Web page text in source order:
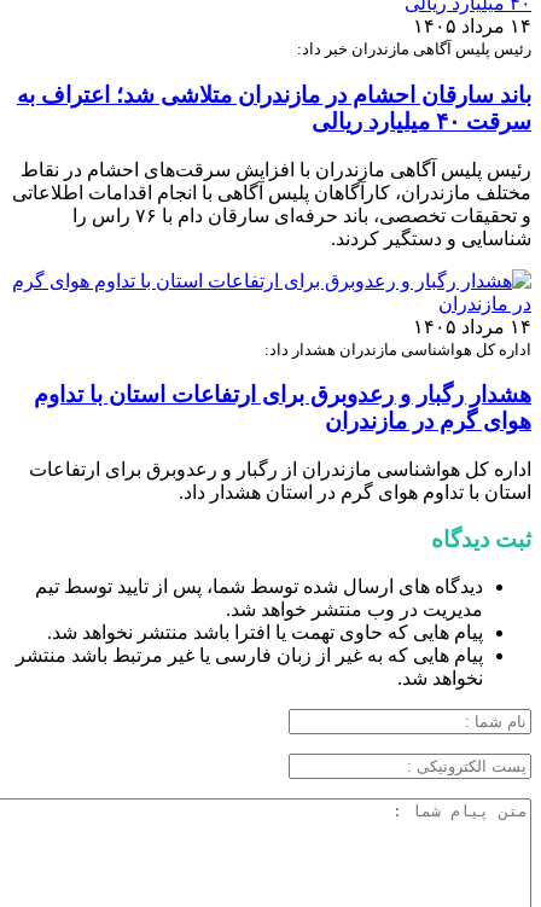
۱۴ مرداد ۱۴۰۵
رئیس پلیس آگاهی مازندران خبر داد:
باند سارقان احشام در مازندران متلاشی شد؛ اعتراف به
سرقت ۴۰ میلیارد ریالی
رئیس پلیس آگاهی مازندران با افزایش سرقت‌های احشام در نقاط
مختلف مازندران، کارآگاهان پلیس آگاهی با انجام اقدامات اطلاعاتی
و تحقیقات تخصصی، باند حرفه‌ای سارقان دام با ۷۶ راس را
شناسایی و دستگیر کردند.
۱۴ مرداد ۱۴۰۵
اداره کل هواشناسی مازندران هشدار داد:
هشدار رگبار و رعدوبرق برای ارتفاعات استان با تداوم
هوای گرم در مازندران
اداره کل هواشناسی مازندران از رگبار و رعدوبرق برای ارتفاعات
استان با تداوم هوای گرم در استان هشدار داد.
ثبت دیدگاه
دیدگاه های ارسال شده توسط شما، پس از تایید توسط تیم
مدیریت در وب منتشر خواهد شد.
پیام هایی که حاوی تهمت یا افترا باشد منتشر نخواهد شد.
پیام هایی که به غیر از زبان فارسی یا غیر مرتبط باشد منتشر
نخواهد شد.